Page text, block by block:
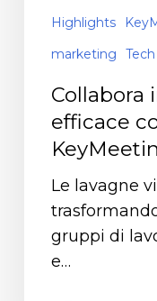
Highlights
marketing
Collabora
efficace
Le lavagne
gruppi di
e…